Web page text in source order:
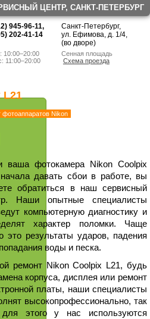
ЦЕНТР, CАНКТ-ПЕТЕРБУРГ
945-96-11,
202-41-14
Санкт-Петербург,
ул. Ефимова, д. 1/4,
(во дворе)
10:00–20:00
Сенная площадь
Схема проезда
L21
фотоаппаратов Nikon
ваша фотокамера Nikon Coolpix
давать сбои в работе, вы
обратиться в наш сервисный
Наши опытные специалисты
компьютерную диагностику и
характер поломки. Чаще
это результаты ударов, падения
воды и песка.
ремонт Nikon Coolpix L21, будь
корпуса, дисплея или ремонт
платы, наши специалисты
высокопрофессионально, так
этого у нас используются